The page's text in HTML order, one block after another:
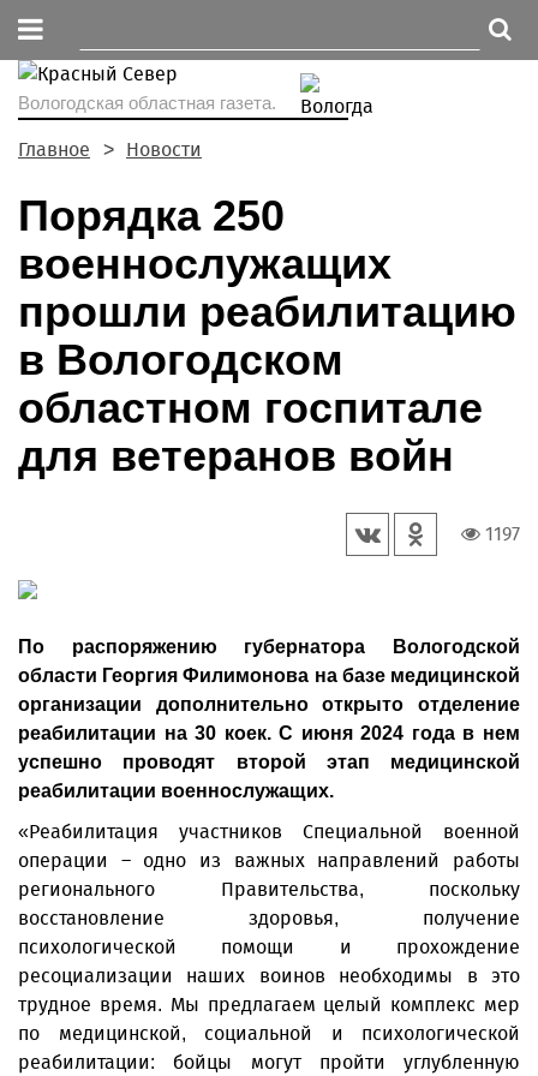
Вологодская областная газета.
Главное Новости
Порядка 250
военнослужащих
прошли реабилитацию
в Вологодском
областном госпитале
для ветеранов войн
1197
По распоряжению губернатора Вологодской
области Георгия Филимонова на базе медицинской
организации дополнительно открыто отделение
реабилитации на 30 коек. С июня 2024 года в нем
успешно проводят второй этап медицинской
реабилитации военнослужащих.
«Реабилитация участников Специальной военной
операции – одно из важных направлений работы
регионального Правительства, поскольку
восстановление здоровья, получение
психологической помощи и прохождение
ресоциализации наших воинов необходимы в это
трудное время. Мы предлагаем целый комплекс мер
по медицинской, социальной и психологической
реабилитации: бойцы могут пройти углубленную